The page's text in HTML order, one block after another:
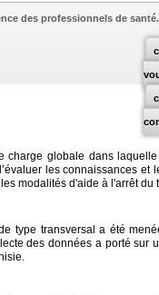
des professionnels de santé.
charge globale dans
les connaissances et
modalités d'aide à l'arrêt du
type transversal a été
des données a porté sur